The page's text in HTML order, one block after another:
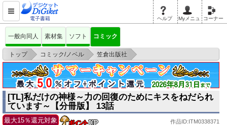
電子書籍 ヘルプ Myメニュ コーナー
一般向同人 素材集 ソフト コミック
トップ > コミック/ノベル > 笠倉出版社
>
[TL]私だけの神様～力の回復のためにキスをねだられています～【分冊版】
13話
[TL]私だけの神様～力の回復のためにキスをねだられ
ています～【分冊版】 13話
最大15％還元対象 作品ID:ITM0338371